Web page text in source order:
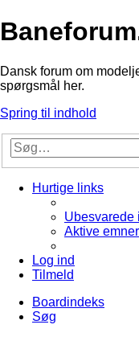
Dansk forum om
spørgsmål her.
Spring til indhold
Hurtige links
Aktive emner
Log ind
Tilmeld
Boardindeks
Søg